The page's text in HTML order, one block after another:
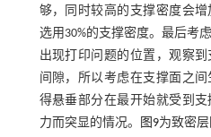
够，同时较高的支撑密度会
选用30%的支撑密度。最后考
出现打印问题的位置，观察
间隙，所以考虑在支撑面之
得悬垂部分在最开始就受到
力而突显的情况。
图9为致密层